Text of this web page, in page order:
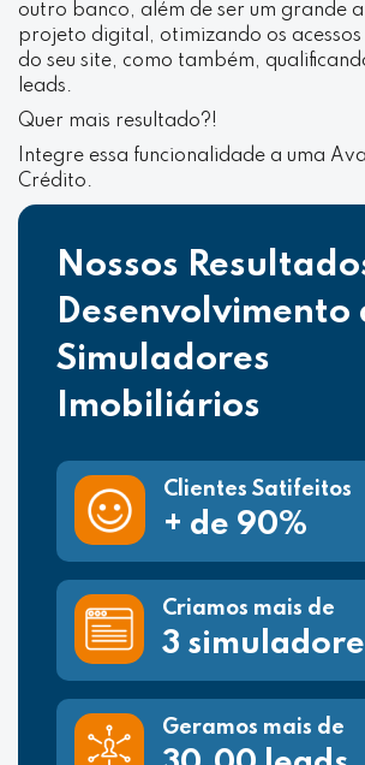
outro banco, além de ser um grande
projeto digital, otimizando os acessos
do seu site, como também,
leads.
Quer mais resultado?!
Integre essa funcionalidade a uma
Crédito.
Nossos
Desenvolvimento
Simuladores
Imobiliários
Clientes Satifeitos
+ de 90%
Criamos mais de
3
Geramos mais de